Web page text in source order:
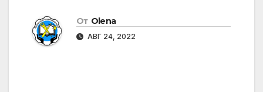
От Olena
АВГ 24, 2022